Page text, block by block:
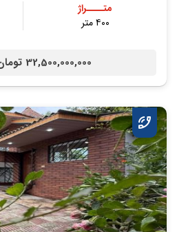
متــــراژ
۴۰۰ متر
32,500,000,000 تومان /